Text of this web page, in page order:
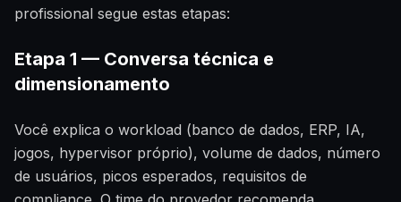
profissional segue estas etapas:
Etapa 1 — Conversa técnica e
dimensionamento
Você explica o workload (banco de dados, ERP, IA,
jogos, hypervisor próprio), volume de dados, número
de usuários, picos esperados, requisitos de